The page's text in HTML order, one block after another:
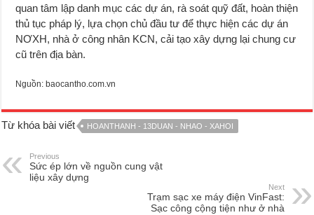
quan tâm lập danh mục các dự án, rà soát quỹ đất, hoàn thiện
thủ tục pháp lý, lựa chọn chủ đầu tư để thực hiện các dự án
NƠXH, nhà ở công nhân KCN, cải tạo xây dựng lại chung cư
cũ trên địa bàn.
Nguồn: baocantho.com.vn
Từ khóa bài viết HOANTHANH - 13DUAN - NHAO - XAHOI
Previous
Sức ép lớn về nguồn cung vật
liệu xây dựng
Next
Trạm sạc xe máy điện VinFast:
Sạc công cộng tiện như ở nhà